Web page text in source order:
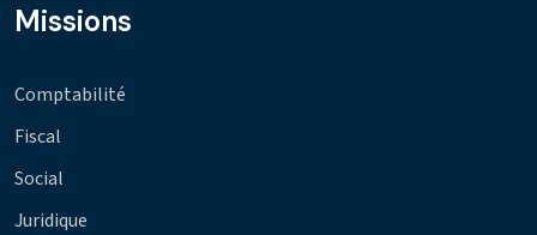
Missions
Comptabilité
Fiscal
Social
Juridique